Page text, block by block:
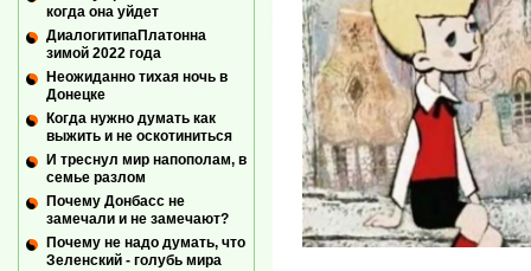
когда она уйдет
ДиалогитипаПлатонна
зимой 2022 года
Неожиданно тихая ночь в
Донецке
Когда нужно думать как
выжить и не оскотиниться
И треснул мир напополам, в
семье разлом
Почему Донбасс не
замечали и не замечают?
Почему не надо думать, что
Зеленский - голубь мира